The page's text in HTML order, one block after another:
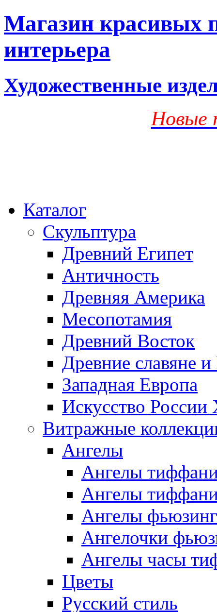
Магазин красивых
интерьера
Художественные
Новые
Каталог
Скульптура
Древний Египет
Античность
Древняя Америка
Месопотамия
Древний Восток
Древние славяне и
Западная Европа
Искусство
Витражные
Ангелы
Ангелы
Ангелы
Ангелы фьюзинг
Ангелочки
Ангелы часы
Цветы
Русский стиль